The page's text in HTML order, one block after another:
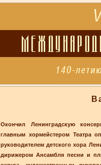
Окончил Ленинградскую
главным хормейстером Театра
руководителем детского хора
дирижером Ансамбля песни и